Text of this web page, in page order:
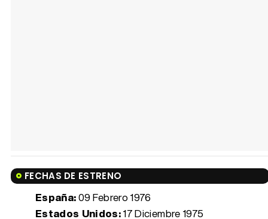
FECHAS DE ESTRENO
España:09 Febrero 1976
Estados Unidos:17 Diciembre 1975